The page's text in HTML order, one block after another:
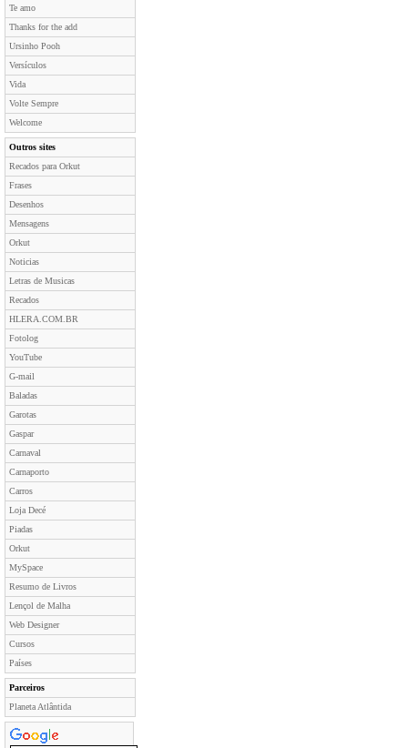
Te amo
Thanks for the add
Ursinho Pooh
Versículos
Vida
Volte Sempre
Welcome
Outros sites
Recados para Orkut
Frases
Desenhos
Mensagens
Orkut
Noticias
Letras de Musicas
Recados
HLERA.COM.BR
Fotolog
YouTube
G-mail
Baladas
Garotas
Gaspar
Carnaval
Carnaporto
Carros
Loja Decé
Piadas
Orkut
MySpace
Resumo de Livros
Lençol de Malha
Web Designer
Cursos
Países
Parceiros
Planeta Atlântida